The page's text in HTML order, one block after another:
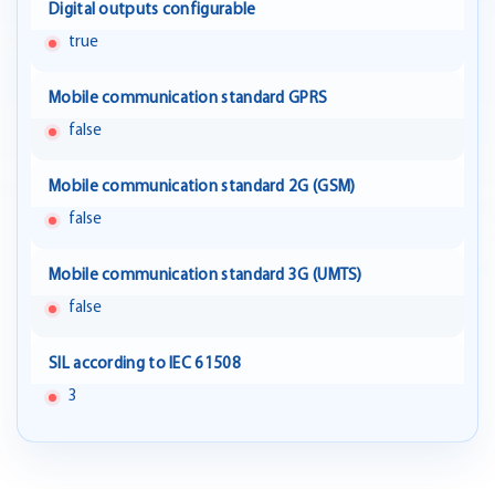
Digital outputs configurable
true
Mobile communication standard GPRS
false
Mobile communication standard 2G (GSM)
false
Mobile communication standard 3G (UMTS)
false
SIL according to IEC 61508
3